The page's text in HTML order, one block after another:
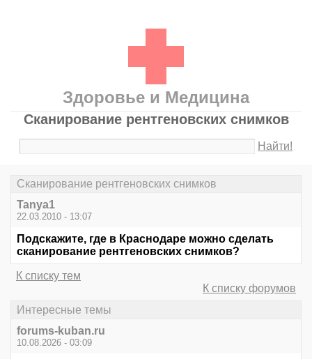
Здоровье и Медицина
Сканирование рентгеновских снимков
Найти!
Сканирование рентгеновских снимков
Tanya1
22.03.2010 - 13:07
Подскажите, где в Краснодаре можно сделать
сканирование рентгеновских снимков?
К списку тем
К списку форумов
Интересные темы
forums-kuban.ru
10.08.2026 - 03:09